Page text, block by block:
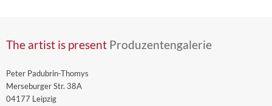
The artist is present Produzentengalerie
Peter Padubrin-Thomys
Merseburger Str. 38A
04177 Leipzig